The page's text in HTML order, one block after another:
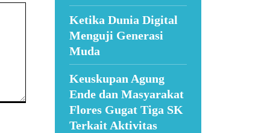
Ketika Dunia Digital
Menguji Generasi
Muda
Keuskupan Agung
Ende dan Masyarakat
Flores Gugat Tiga SK
Terkait Aktivitas